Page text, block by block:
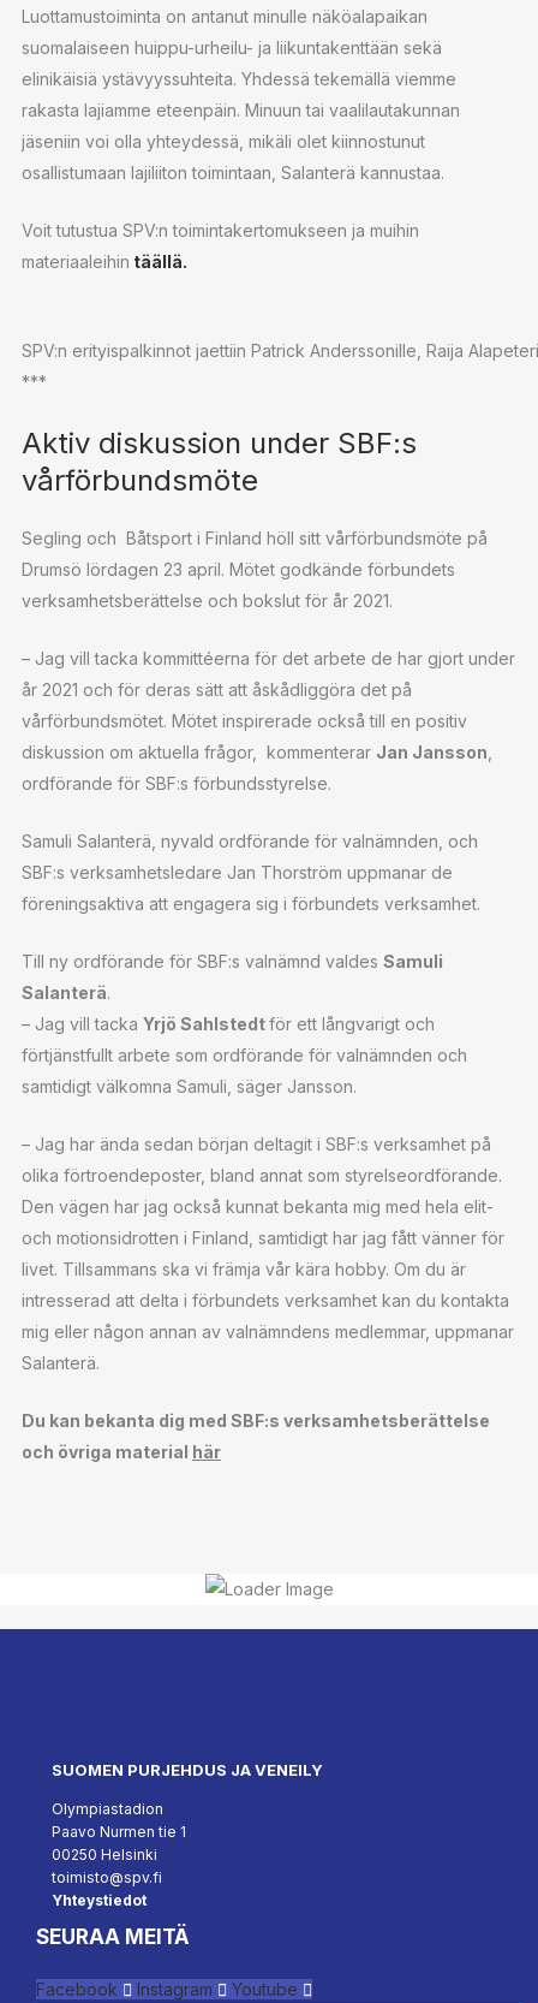
Luottamustoiminta on antanut minulle näköalapaikan
suomalaiseen huippu-urheilu- ja liikuntakenttään sekä
elinikäisiä ystävyyssuhteita. Yhdessä tekemällä viemme
rakasta lajiamme eteenpäin. Minuun tai vaalilautakunnan
jäseniin voi olla yhteydessä, mikäli olet kiinnostunut
osallistumaan lajiliiton toimintaan, Salanterä kannustaa.
Voit tutustua SPV:n toimintakertomukseen ja muihin
materiaaleihin täällä.
SPV:n erityispalkinnot jaettiin Patrick Anderssonille, Raija
***
Aktiv diskussion under SBF:s
vårförbundsmöte
Segling och Båtsport i Finland höll sitt vårförbundsmöte på
Drumsö lördagen 23 april. Mötet godkände förbundets
verksamhetsberättelse och bokslut för år 2021.
– Jag vill tacka kommittéerna för det arbete de har gjort under
år 2021 och för deras sätt att åskådliggöra det på
vårförbundsmötet. Mötet inspirerade också till en positiv
diskussion om aktuella frågor, kommenterar Jan Jansson
ordförande för SBF:s förbundsstyrelse.
Samuli Salanterä, nyvald ordförande för valnämnden, och
SBF:s verksamhetsledare Jan Thorström uppmanar de
föreningsaktiva att engagera sig i förbundets verksamhet.
Till ny ordförande för SBF:s valnämnd valdes Samuli
Salanterä.
– Jag vill tacka Yrjö Sahlstedtför ett långvarigt och
förtjänstfullt arbete som ordförande för valnämnden och
samtidigt välkomna Samuli, säger Jansson.
– Jag har ända sedan början deltagit i SBF:s verksamhet på
olika förtroendeposter, bland annat som styrelseordförande.
Den vägen har jag också kunnat bekanta mig med hela elit-
och motionsidrotten i Finland, samtidigt har jag fått vänner för
livet. Tillsammans ska vi främja vår kära hobby. Om du är
intresserad att delta i förbundets verksamhet kan du kontakta
mig eller någon annan av valnämndens medlemmar, uppmanar
Salanterä.
Du kan bekanta dig med SBF:s verksamhetsberättelse
och övriga material här
SUOMEN PURJEHDUS JA VENEILY
Olympiastadion
Paavo Nurmen tie 1
00250 Helsinki
toimisto@spv.fi
Yhteystiedot
SEURAA MEITÄ
Facebook Instagram Youtube